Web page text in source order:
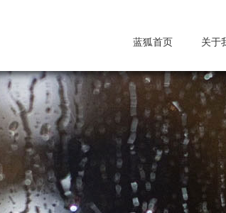
蓝狐首页 关于